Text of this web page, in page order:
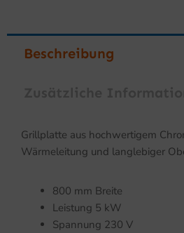
Beschreibung
Grillplatte aus hochwertigem
Wärmeleitung und langlebiger
800 mm Breite
Leistung 5 kW
Spannung 230 V